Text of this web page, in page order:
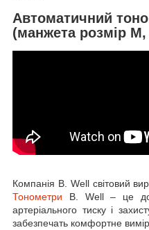
Автоматичний
(манжета розмір М,
Компанія B. Well світовий
Тонометри B. Well – це
артеріального тиску і
забезпечать комфортне